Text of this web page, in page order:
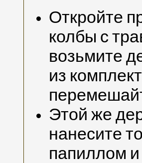
Откройте
колбы с
возьмите
из
Этой же
нанесите
папиллом